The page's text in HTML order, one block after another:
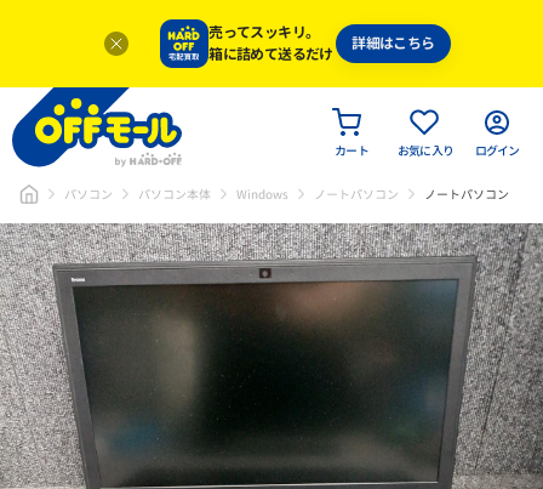
売ってスッキリ。
箱に詰めて送るだけ
詳細はこちら
カート お気に入り ログイン
パソコン パソコン本体 Windows ノートパソコン ノートパソコン